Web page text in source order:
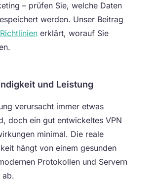
– prüfen Sie, welche Daten
werden. Unser Beitrag
erklärt, worauf Sie
und Leistung
verursacht immer etwas
doch ein gut entwickeltes VPN
minimal. Die reale
hängt von einem gesunden
Protokollen und Servern
ab.